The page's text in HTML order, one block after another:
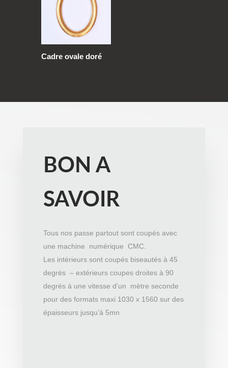
Cadre ovale doré
BON A
SAVOIR
Tous nos passe partout sont coupés avec
une machine numérique CMC.
Les intérieurs sont coupés biseautés à 45
degrés – extérieurs coupes droites à 90
degrés à une vitesse d’un mètre seconde
pour des formats maxi 1030 x 1560 sur des
épaisseurs jusqu’à 5mn